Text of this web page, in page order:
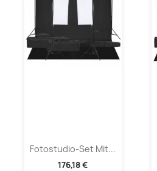
Fotostudio-Set Mit...
176,18 €